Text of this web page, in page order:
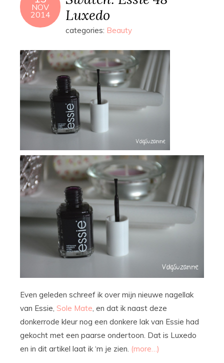
NOV
2014
Luxedo
categories: Beauty
Even geleden schreef ik over mijn nieuwe nagellak
van Essie, Sole Mate, en dat ik naast deze
donkerrode kleur nog een donkere lak van Essie had
gekocht met een paarse ondertoon. Dat is Luxedo
en in dit artikel laat ik ‘m je zien. (more…)